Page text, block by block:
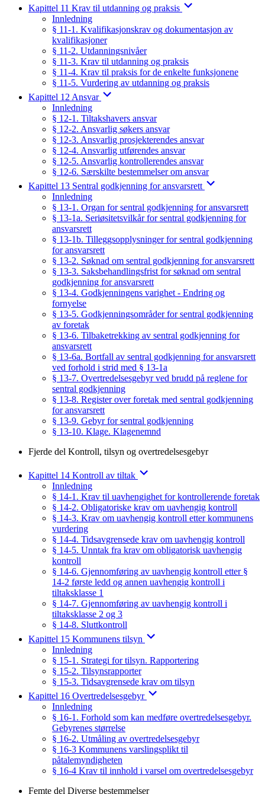
Kapittel 11 Krav til utdanning og praksis
Innledning
§ 11-1. Kvalifikasjonskrav og dokumentasjon av
kvalifikasjoner
§ 11-2. Utdanningsnivåer
§ 11-3. Krav til utdanning og praksis
§ 11-4. Krav til praksis for de enkelte funksjonene
§ 11-5. Vurdering av utdanning og praksis
Kapittel 12 Ansvar
Innledning
§ 12-1. Tiltakshavers ansvar
§ 12-2. Ansvarlig søkers ansvar
§ 12-3. Ansvarlig prosjekterendes ansvar
§ 12-4. Ansvarlig utførendes ansvar
§ 12-5. Ansvarlig kontrollerendes ansvar
§ 12-6. Særskilte bestemmelser om ansvar
Kapittel 13 Sentral godkjenning for ansvarsrett
Innledning
§ 13-1. Organ for sentral godkjenning for ansvarsrett
§ 13-1a. Seriøsitetsvilkår for sentral godkjenning for
ansvarsrett
§ 13-1b. Tilleggsopplysninger for sentral godkjenning
for ansvarsrett
§ 13-2. Søknad om sentral godkjenning for ansvarsrett
§ 13-3. Saksbehandlingsfrist for søknad om sentral
godkjenning for ansvarsrett
§ 13-4. Godkjenningens varighet - Endring og
fornyelse
§ 13-5. Godkjenningsområder for sentral godkjenning
av foretak
§ 13-6. Tilbaketrekking av sentral godkjenning for
ansvarsrett
§ 13-6a. Bortfall av sentral godkjenning for ansvarsrett
ved forhold i strid med § 13-1a
§ 13-7. Overtredelsesgebyr ved brudd på reglene for
sentral godkjenning
§ 13-8. Register over foretak med sentral godkjenning
for ansvarsrett
§ 13-9. Gebyr for sentral godkjenning
§ 13-10. Klage. Klagenemnd
Fjerde del Kontroll, tilsyn og overtredelsesgebyr
Kapittel 14 Kontroll av tiltak
Innledning
§ 14-1. Krav til uavhengighet for kontrollerende foretak
§ 14-2. Obligatoriske krav om uavhengig kontroll
§ 14-3. Krav om uavhengig kontroll etter kommunens
vurdering
§ 14-4. Tidsavgrensede krav om uavhengig kontroll
§ 14-5. Unntak fra krav om obligatorisk uavhengig
kontroll
§ 14-6. Gjennomføring av uavhengig kontroll etter §
14-2 første ledd og annen uavhengig kontroll i
tiltaksklasse 1
§ 14-7. Gjennomføring av uavhengig kontroll i
tiltaksklasse 2 og 3
§ 14-8. Sluttkontroll
Kapittel 15 Kommunens tilsyn
Innledning
§ 15-1. Strategi for tilsyn. Rapportering
§ 15-2. Tilsynsrapporter
§ 15-3. Tidsavgrensede krav om tilsyn
Kapittel 16 Overtredelsesgebyr
Innledning
§ 16-1. Forhold som kan medføre overtredelsesgebyr.
Gebyrenes størrelse
§ 16-2. Utmåling av overtredelsesgebyr
§ 16-3 Kommunens varslingsplikt til
påtalemyndigheten
§ 16-4 Krav til innhold i varsel om overtredelsesgebyr
Femte del Diverse bestemmelser